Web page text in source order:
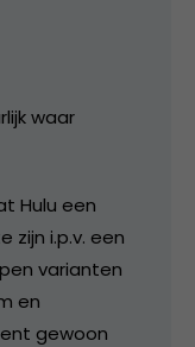
waar
Hulu een
zijn i.p.v. een
varianten
en
gewoon